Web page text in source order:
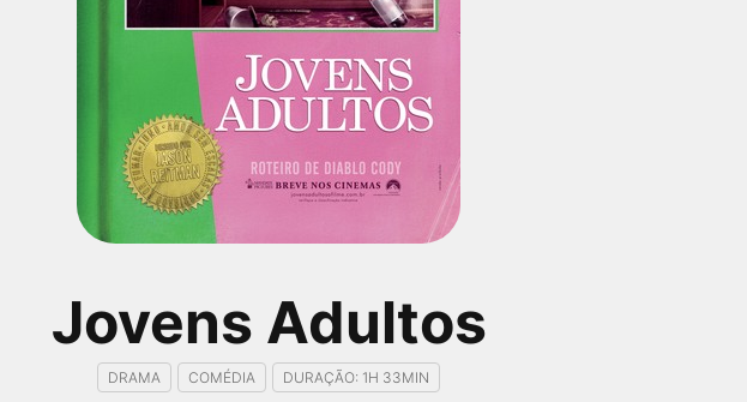
Jovens Adultos
DRAMA COMÉDIA DURAÇÃO: 1H 33MIN